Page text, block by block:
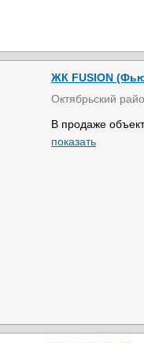
ЖК FUSION
Октябрьский
В продаже
показать